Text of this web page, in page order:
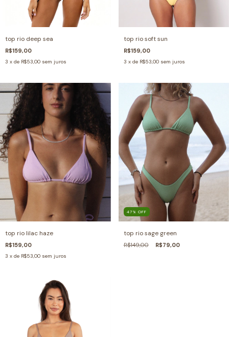
top rio deep sea
R$159,00
3 x de R$53,00 sem juros
top rio soft sun
R$159,00
3 x de R$53,00 sem juros
top rio lilac haze
R$159,00
3 x de R$53,00 sem juros
47 % OFF
top rio sage green
R$149,00 R$79,00